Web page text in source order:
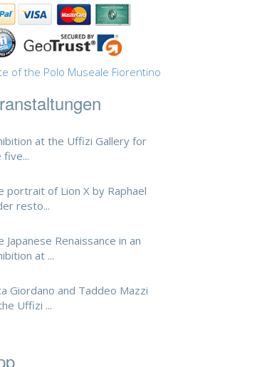
of the Polo Museale Fiorentino
at the Uffizi Gallery for
five...
portrait of Lion X by Raphael
resto...
Japanese Renaissance in an
at ...
Giordano and Taddeo Mazzi
Uffizi ...